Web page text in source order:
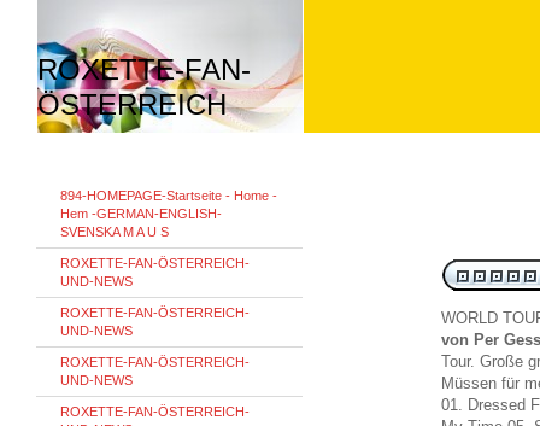
ROXETTE-FAN-
ÖSTERREICH
WORLD
von Per
Tour. Große
Müssen für
01. Dressed
894-HOMEPAGE-Startseite - Home -
Hem -GERMAN-ENGLISH-
SVENSKA M A U S
ROXETTE-FAN-ÖSTERREICH-
UND-NEWS
ROXETTE-FAN-ÖSTERREICH-
UND-NEWS
ROXETTE-FAN-ÖSTERREICH-
UND-NEWS
ROXETTE-FAN-ÖSTERREICH-